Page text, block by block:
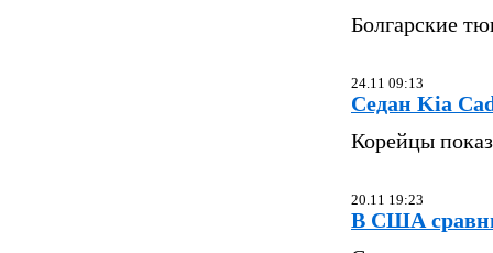
Болгарские
24.11 09:13
Седан Kia
Корейцы
20.11 19:23
В США